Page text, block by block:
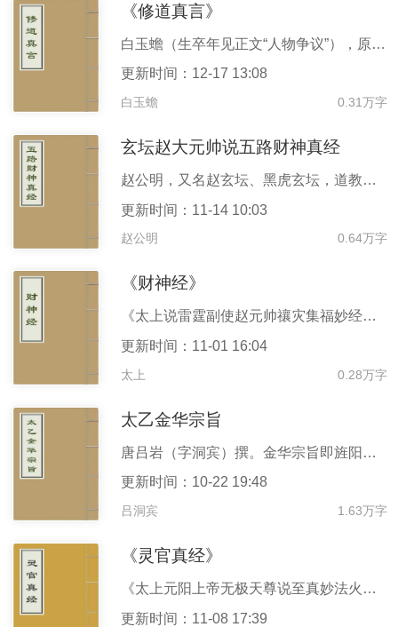
《修道真言》
白玉蟾（生卒年见正文“人物争议”），原名葛长庚，字白叟、如晦、众甫等，号海琼子、海蟾、琼山道人、海南翁等。世称紫清先生。琼山县五原都显屋上村（今海南省琼山县石山镇典读村）人。 祖籍福建闽清人，南宋道士。 南宋金丹派南宗的创始人“南宗五祖”之一。内丹理论家，诗人。《修道真言》为白玉蟾祖师所作，以劝世间修行之人。
更新时间：12-17 13:08
白玉蟾 0.31万字
玄坛赵大元帅说五路财神真经
赵公明，又名赵玄坛、黑虎玄坛，道教所信奉的财神，传说中能以役雷驭电，除瘟禳灾，主持公道。秦时得道于终南山，道教尊为“正一玄坛元帅”。 据《辞海》记载，赵元帅的形象是黑面浓须，头戴铁冠，手执铁鞭，身跨黑虎。 《玄坛赵大元帅财神真经》讲述了财神赵公明元帅和五路财神的对话，以及他们游历人间的故事。传达了基本的善恶果报的思想。 每年正月初五，各地道教宫观和民间都会有接财神、迎财神的传统习俗。财神，是道教中掌管天下财源和禄库的神灵。礼拜或者供奉财神能使人招财进宝，财源滚滚，大年初五接财神的习俗由来已久，财神是最受欢迎的神仙之一。 据传此版本《玄坛赵大元帅说五路财神真经》是在大英博物馆的库房中被发
更新时间：11-14 10:03
赵公明 0.64万字
《财神经》
《太上说雷霆副使赵元帅禳灾集福妙经》又名《财神经》。只有“禳灾集福”，没有提及钱财，而且正文既没有一个“财”字，也没有金、银、钱、珍宝、利市、富贵等字眼。 此经命名《财神经》，并非为人指明发财之路，而是展现了道教的财富观。本经不讨论祈财之法，而是谈禳灾集福，具体而言就是通过赵公明行使瘟散讼、捕盗除殃、赏善罚过、驱魔斩妖的职能，以达到家国安泰、万姓咸宁的效果。赵公明元帅是一位威猛神将，他是维护人间和谐安宁的守护神。道教一向提倡“贱财贵道”、“轻财重命”，但并不排斥正当的财富追求。 《财神经》要求人们恪守忠孝诚信的伦理规范，遵循公平、节俭、慈爱、谦让的行为准则；在公平、正义中寻找幸福，在平安、和合
更新时间：11-01 16:04
太上 0.28万字
太乙金华宗旨
唐吕岩（字洞宾）撰。金华宗旨即旌阳真君所谓四字天经，又所谓净明道法、忠教雷霆也。吕氏因见世人不明先天大道之旨，遂“将金丹要诀、秘密天机，尽行泄露。其中玄妙法则，和盘托出，了如指掌。”同时他认为近世谈玄理者大半择焉不精，语焉不详，皆不足为道家法也。”于是著成是书，以醒世人。该书凡一卷十三篇。
更新时间：10-22 19:48
吕洞宾 1.63万字
《灵官真经》
《太上元阳上帝无极天尊说至真妙法火车灵官真经》，又称《灵官真经》。凡诵经者，心必虔诚，存想法相，威严昭临在上。如此则随感通灵。祈无不应矣。 王灵官，本名王恶，后因萨祖师改名王善。道教的护法镇山神将，和佛教的韦驮相似。《历代神仙通鉴》说其为玉帝的御前大将，专司天上、人间纠察之职。民间有“三眼能观天下事，一鞭惊醒世间人”之赞。而据《明史》载：本名王善，湘阴（今江苏淮阴）人，宋徽宗时曾师从西蜀道士萨守坚，受道符秘象，是道士林灵素的再传弟子。明代享受国家祭祀的一位重要道教神仙。 著名的雷神、火神，降魔之神，司掌收瘟摄毒。 王灵官全称“先天首将赤心护道三五火车王天君威灵显化天尊”
更新时间：11-08 17:39